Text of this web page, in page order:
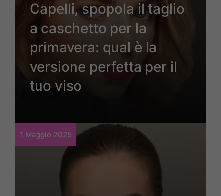
Capelli, spopola il taglio
a caschetto per la
primavera: qual è la
versione perfetta per il
tuo viso
1 Maggio 2025